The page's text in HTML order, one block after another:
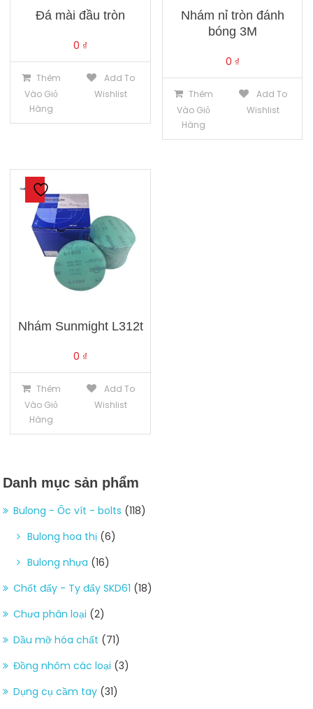
Đá mài đầu tròn
0 ₫
Thêm
Vào Giỏ
Hàng
Add To
Wishlist
Nhám nỉ tròn đánh
bóng 3M
0 ₫
Thêm
Vào Giỏ
Hàng
Add To
Wishlist
Nhám Sunmight L312t
0 ₫
Thêm
Vào Giỏ
Hàng
Add To
Wishlist
Danh mục sản phẩm
Bulong - Ốc vít - bolts (118)
Bulong hoa thị (6)
Bulong nhựa (16)
Chốt đẩy - Ty đẩy SKD61 (18)
Chưa phân loại (2)
Dầu mỡ hóa chất (71)
Đồng nhôm các loại (3)
Dụng cụ cầm tay (31)